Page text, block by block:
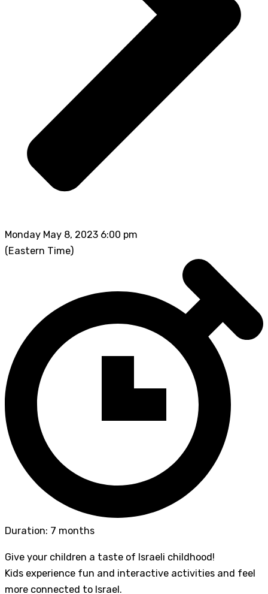
Monday May 8, 2023 6:00 pm
(Eastern Time)
Duration: 7 months
Give your children a taste of Israeli childhood!
Kids experience fun and interactive activities and feel
more connected to Israel.